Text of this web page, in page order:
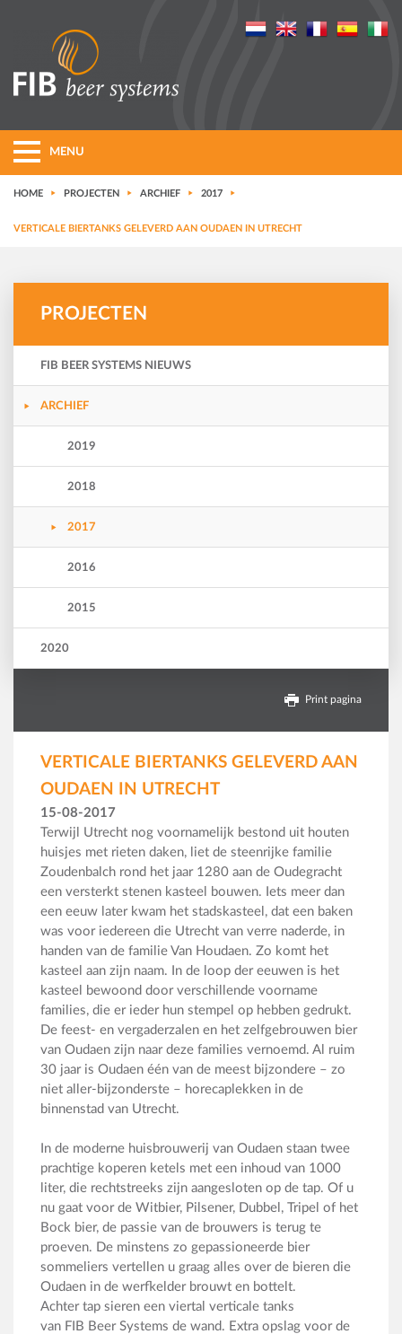
MENU
HOME PROJECTEN ARCHIEF 2017
VERTICALE BIERTANKS GELEVERD AAN OUDAEN IN UTRECHT
PROJECTEN
FIB BEER SYSTEMS NIEUWS
ARCHIEF
2019
2018
2017
2016
2015
2020
Print pagina
VERTICALE BIERTANKS GELEVERD AAN
OUDAEN IN UTRECHT
15-08-2017
Terwijl Utrecht nog voornamelijk bestond uit houten
huisjes met rieten daken, liet de steenrijke familie
Zoudenbalch rond het jaar 1280 aan de Oudegracht
een versterkt stenen kasteel bouwen. Iets meer dan
een eeuw later kwam het stadskasteel, dat een baken
was voor iedereen die Utrecht van verre naderde, in
handen van de familie Van Houdaen. Zo komt het
kasteel aan zijn naam. In de loop der eeuwen is het
kasteel bewoond door verschillende voorname
families, die er ieder hun stempel op hebben gedrukt.
De feest- en vergaderzalen en het zelfgebrouwen bier
van Oudaen zijn naar deze families vernoemd. Al ruim
30 jaar is Oudaen één van de meest bijzondere – zo
niet aller-bijzonderste – horecaplekken in de
binnenstad van Utrecht.
In de moderne huisbrouwerij van Oudaen staan twee
prachtige koperen ketels met een inhoud van 1000
liter, die rechtstreeks zijn aangesloten op de tap. Of u
nu gaat voor de Witbier, Pilsener, Dubbel, Tripel of het
Bock bier, de passie van de brouwers is terug te
proeven. De minstens zo gepassioneerde bier
sommeliers vertellen u graag alles over de bieren die
Oudaen in de werfkelder brouwt en bottelt.
Achter tap sieren een viertal verticale tanks
van FIB Beer Systems de wand. Extra opslag voor de